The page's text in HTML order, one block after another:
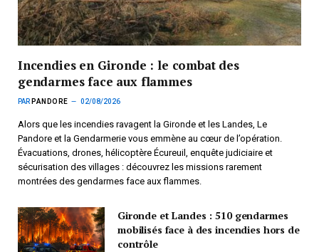
Incendies en Gironde : le combat des
gendarmes face aux flammes
PAR PANDORE 02/08/2026
Alors que les incendies ravagent la Gironde et les Landes, Le
Pandore et la Gendarmerie vous emmène au cœur de l’opération.
Évacuations, drones, hélicoptère Écureuil, enquête judiciaire et
sécurisation des villages : découvrez les missions rarement
montrées des gendarmes face aux flammes.
Gironde et Landes : 510 gendarmes
mobilisés face à des incendies hors de
contrôle